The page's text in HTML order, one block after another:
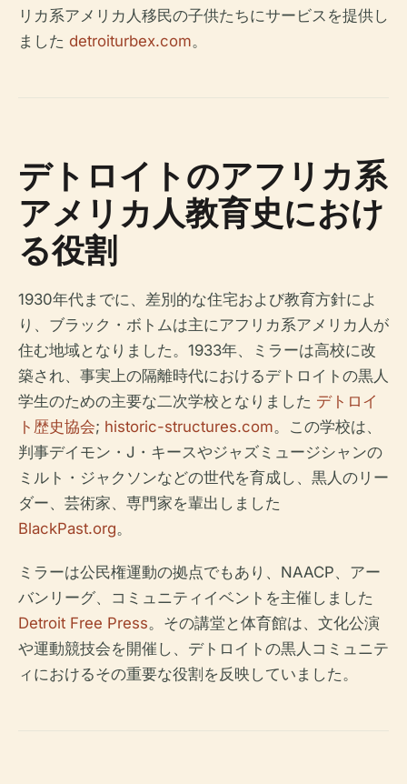
リカ系アメリカ人移民の子供たちにサービスを提供し
ました detroiturbex.com。
デトロイトのアフリカ系
アメリカ人教育史におけ
る役割
1930年代までに、差別的な住宅および教育方針によ
り、ブラック・ボトムは主にアフリカ系アメリカ人が
住む地域となりました。1933年、ミラーは高校に改
築され、事実上の隔離時代におけるデトロイトの黒人
学生のための主要な二次学校となりました デトロイ
ト歴史協会; historic-structures.com。この学校は、
判事デイモン・J・キースやジャズミュージシャンの
ミルト・ジャクソンなどの世代を育成し、黒人のリー
ダー、芸術家、専門家を輩出しました
BlackPast.org。
ミラーは公民権運動の拠点でもあり、NAACP、アー
バンリーグ、コミュニティイベントを主催しました
Detroit Free Press。その講堂と体育館は、文化公演
や運動競技会を開催し、デトロイトの黒人コミュニテ
ィにおけるその重要な役割を反映していました。